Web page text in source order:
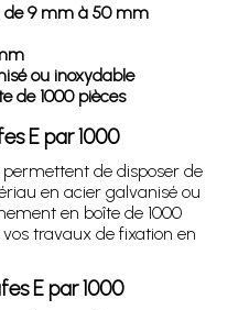
de 9 mm à 50 mm
ou inoxydable
de 1000 pièces
E par 1000
permettent de disposer de
en acier galvanisé ou
en boîte de 1000
travaux de fixation en
E par 1000